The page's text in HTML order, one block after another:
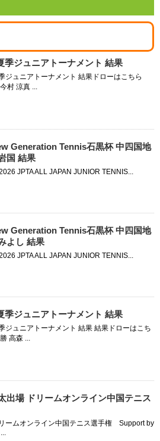
季ジュニアトーナメント 結果
ジュニアトーナメント 結果ドローはこちら
村 涼真 ...
Generation Tennis石黒杯 中四国地
国 結果
JPTA ALL JAPAN JUNIOR TENNIS...
Generation Tennis石黒杯 中四国地
よし 結果
JPTA ALL JAPAN JUNIOR TENNIS...
季ジュニアトーナメント 結果
ジュニアトーナメント 結果 結果ドローはこち
高森 ...
出場 ドリームオンライン中国テニス
ームオンライン中国テニス選手権 Support by